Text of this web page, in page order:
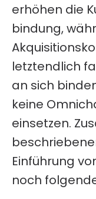
erhöhen die
bindung,
letztendlich
an sich
keine
einsetzen.
Einführung
noch